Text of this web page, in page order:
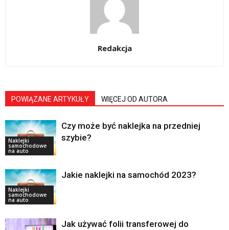
Redakcja
POWIĄZANE ARTYKUŁY WIĘCEJ OD AUTORA
Naklejki
samochodowe
na auto
Czy może być naklejka na przedniej
szybie?
Naklejki
samochodowe
na auto
Jakie naklejki na samochód 2023?
Jak używać folii transferowej do